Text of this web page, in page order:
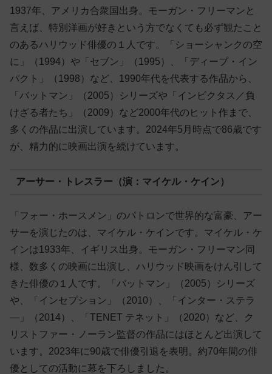
1937年、アメリカ合衆国出身。モーガン・フリーマンと
言えば、特別洋画が好きという方でなくても必ず観たこと
のあるハリウッド俳優の１人です。「ショーシャンクの空
に」（1994）や「セブン」（1995）、「ディープ・イン
パクト」（1998）など、1990年代を代表する作品から、
「バットマン」（2005）シリーズや「インビクタス／負
けざる者たち」（2009）など2000年代のヒット作まで、
多くの作品に出演しています。2024年5月時点で86歳です
が、精力的に映画出演を続けています。
アーサー・トレスラー（演：マイケル・ケイン）
「フォー・ホースメン」のパトロンで世界的な富豪、アー
サーを演じたのは、マイケル・ケインです。マイケル・ケ
インは1933年、イギリス出身。モーガン・フリーマン同
様、数多くの映画に出演し、ハリウッド映画をけん引して
きた俳優の１人です。「バットマン」（2005）シリーズ
や、「インセプション」（2010）、「インター・ステラ
―」（2014）、「TENET テネット」（2020）など、ク
リストファー・ノーラン監督の作品にはほとんど出演して
います。2023年に90歳で俳優引退を表明。約70年間の俳
優としての活動に幕を下ろしました。